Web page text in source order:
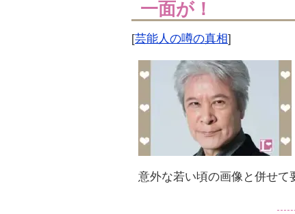
一面が！
[芸能人の噂の真相]
意外な若い頃の画像と併せて